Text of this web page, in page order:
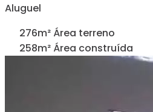
Aluguel
276m² Área terreno
258m² Área construída